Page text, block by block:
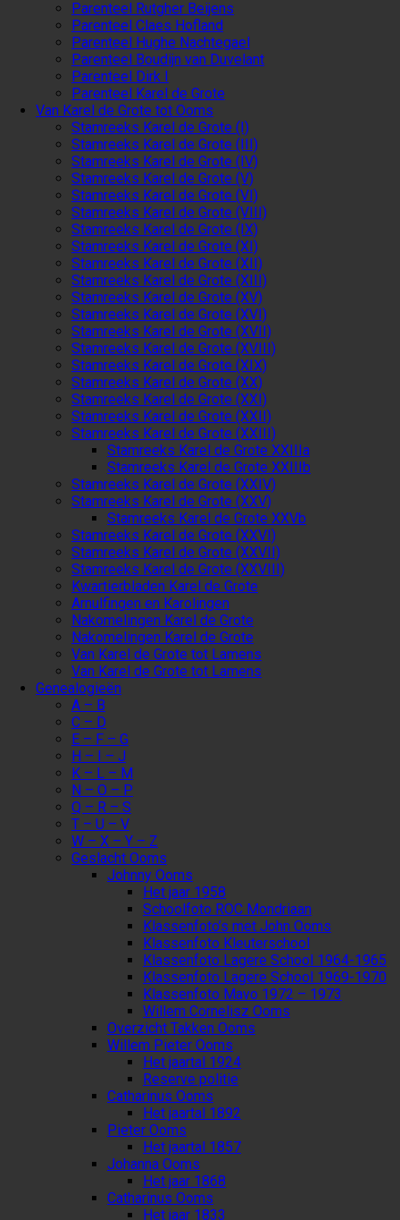
Parenteel Rutgher Beijens
Parenteel Claes Hofland
Parenteel Hughe Nachtegael
Parenteel Boudijn van Duvelant
Parenteel Dirk I
Parenteel Karel de Grote
Van Karel de Grote tot Ooms
Stamreeks Karel de Grote (I)
Stamreeks Karel de Grote (III)
Stamreeks Karel de Grote (IV)
Stamreeks Karel de Grote (V)
Stamreeks Karel de Grote (VI)
Stamreeks Karel de Grote (VIII)
Stamreeks Karel de Grote (IX)
Stamreeks Karel de Grote (XI)
Stamreeks Karel de Grote (XII)
Stamreeks Karel de Grote (XIII)
Stamreeks Karel de Grote (XV)
Stamreeks Karel de Grote (XVI)
Stamreeks Karel de Grote (XVII)
Stamreeks Karel de Grote (XVIII)
Stamreeks Karel de Grote (XIX)
Stamreeks Karel de Grote (XX)
Stamreeks Karel de Grote (XXI)
Stamreeks Karel de Grote (XXII)
Stamreeks Karel de Grote (XXIII)
Stamreeks Karel de Grote XXIIIa
Stamreeks Karel de Grote XXIIIb
Stamreeks Karel de Grote (XXIV)
Stamreeks Karel de Grote (XXV)
Stamreeks Karel de Grote XXVb
Stamreeks Karel de Grote (XXVI)
Stamreeks Karel de Grote (XXVII)
Stamreeks Karel de Grote (XXVIII)
Kwartierbladen Karel de Grote
Arnulfingen en Karolingen
Nakomelingen Karel de Grote
Nakomelingen Karel de Grote
Van Karel de Grote tot Lamens
Van Karel de Grote tot Lamens
Genealogieën
A – B
C – D
E – F – G
H – I – J
K – L – M
N – O – P
Q – R – S
T – U – V
W – X – Y – Z
Geslacht Ooms
Johnny Ooms
Het jaar 1958
Schoolfoto ROC Mondriaan
Klassenfoto’s met John Ooms
Klassenfoto Kleuterschool
Klassenfoto Lagere School 1964-1965
Klassenfoto Lagere School 1969-1970
Klassenfoto Mavo 1972 – 1973
Willem Cornelisz Ooms
Overzicht Takken Ooms
Willem Pieter Ooms
Het jaartal 1924
Reserve politie
Catharinus Ooms
Het jaartal 1892
Pieter Ooms
Het jaartal 1857
Johanna Ooms
Het jaar 1868
Catharinus Ooms
Het jaar 1833